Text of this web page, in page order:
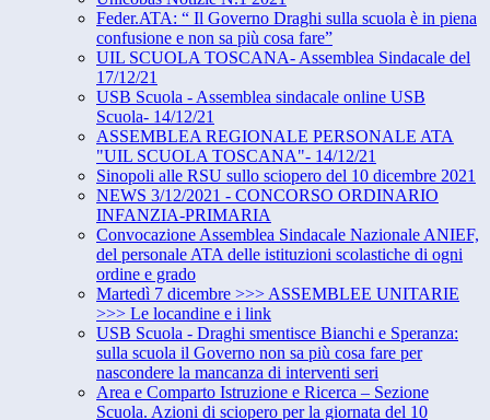
Feder.ATA: “ Il Governo Draghi sulla scuola è in piena
confusione e non sa più cosa fare”
UIL SCUOLA TOSCANA- Assemblea Sindacale del
17/12/21
USB Scuola - Assemblea sindacale online USB
Scuola- 14/12/21
ASSEMBLEA REGIONALE PERSONALE ATA
"UIL SCUOLA TOSCANA"- 14/12/21
Sinopoli alle RSU sullo sciopero del 10 dicembre 2021
NEWS 3/12/2021 - CONCORSO ORDINARIO
INFANZIA-PRIMARIA
Convocazione Assemblea Sindacale Nazionale ANIEF,
del personale ATA delle istituzioni scolastiche di ogni
ordine e grado
Martedì 7 dicembre >>> ASSEMBLEE UNITARIE
>>> Le locandine e i link
USB Scuola - Draghi smentisce Bianchi e Speranza:
sulla scuola il Governo non sa più cosa fare per
nascondere la mancanza di interventi seri
Area e Comparto Istruzione e Ricerca – Sezione
Scuola. Azioni di sciopero per la giornata del 10